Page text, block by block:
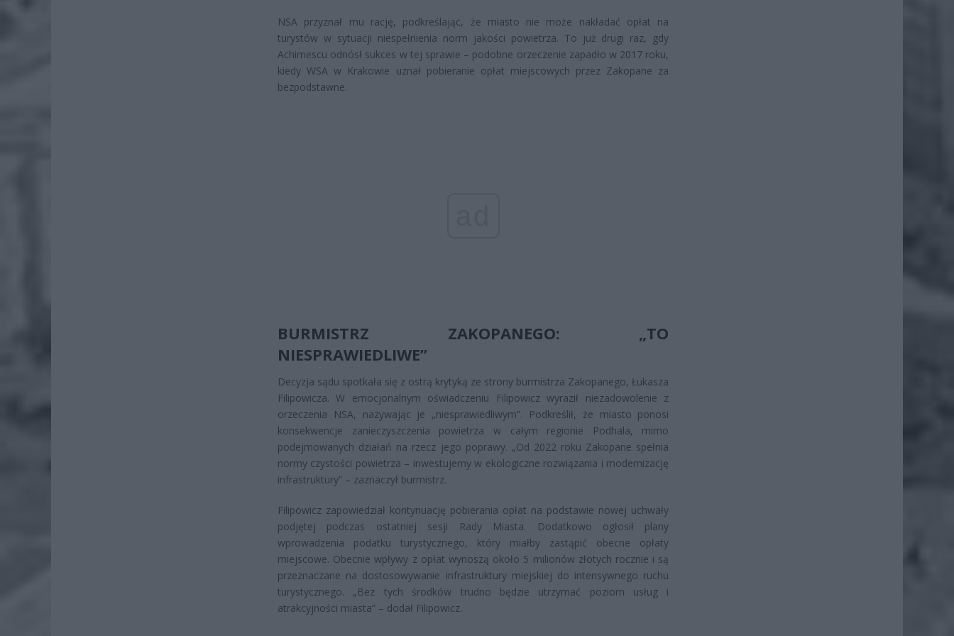
NSA przyznał mu rację, podkreślając, że miasto nie może nakładać opłat na
turystów w sytuacji niespełnienia norm jakości powietrza. To już drugi raz, gdy
Achimescu odnósł sukces w tej sprawie – podobne orzeczenie zapadło w 2017 roku,
kiedy WSA w Krakowie uznał pobieranie opłat miejscowych przez Zakopane za
bezpodstawne.
BURMISTRZ ZAKOPANEGO: „TO
NIESPRAWIEDLIWE”
Decyzja sądu spotkała się z ostrą krytyką ze strony burmistrza Zakopanego, Łukasza
Filipowicza. W emocjonalnym oświadczeniu Filipowicz wyraził niezadowolenie z
orzeczenia NSA, nazywając je „niesprawiedliwym”. Podkreślił, że miasto ponosi
konsekwencje zanieczyszczenia powietrza w całym regionie Podhala, mimo
podejmowanych działań na rzecz jego poprawy. „Od 2022 roku Zakopane spełnia
normy czystości powietrza – inwestujemy w ekologiczne rozwiązania i modernizację
infrastruktury” – zaznaczył burmistrz.
Filipowicz zapowiedział kontynuację pobierania opłat na podstawie nowej uchwały
podjętej podczas ostatniej sesji Rady Miasta. Dodatkowo ogłosił plany
wprowadzenia podatku turystycznego, który miałby zastąpić obecne opłaty
miejscowe. Obecnie wpływy z opłat wynoszą około 5 milionów złotych rocznie i są
przeznaczane na dostosowywanie infrastruktury miejskiej do intensywnego ruchu
turystycznego. „Bez tych środków trudno będzie utrzymać poziom usług i
atrakcyjności miasta” – dodał Filipowicz.